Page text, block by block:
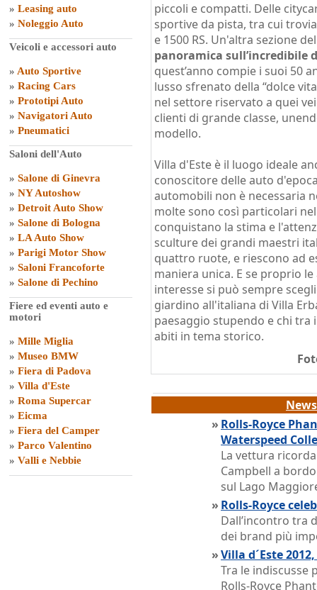
» Leasing auto
» Noleggio Auto
Veicoli e accessori auto
» Auto Sportive
» Racing Cars
» Prototipi Auto
» Navigatori Auto
» Pneumatici
Saloni dell'Auto
» Salone di Ginevra
» NY Autoshow
» Detroit Auto Show
» Salone di Bologna
» LA Auto Show
» Parigi Motor Show
» Saloni Francoforte
» Salone di Pechino
Fiere ed eventi auto e
motori
» Mille Miglia
» Museo BMW
» Fiera di Padova
» Villa d'Este
» Roma Supercar
» Eicma
» Fiera del Camper
» Parco Valentino
» Valli e Nebbie
piccoli e compatti. Delle
sportive da pista, tra cui
e 1500 RS. Un'altra sezione
panoramica sull’incredibile
quest’anno compie i suoi 50
lusso sfrenato della “dolce
nel settore riservato a quei
clienti di grande classe,
modello.
Villa d'Este è il luogo ideale
conoscitore delle auto
automobili non è necessaria
molte sono così particolari
conquistano la stima e
sculture dei grandi maestri
quattro ruote, e riescono ad
maniera unica. E se proprio
interesse si può sempre
giardino all'italiana di Villa
paesaggio stupendo e chi
abiti in tema storico.
» Rolls-Royce
Waterspeed
La vettura
Campbell a
sul Lago
» Rolls-Royce
Dall’incontro tra
dei brand più
»Villa d´Este
Tra le indiscusse
Rolls-Royce